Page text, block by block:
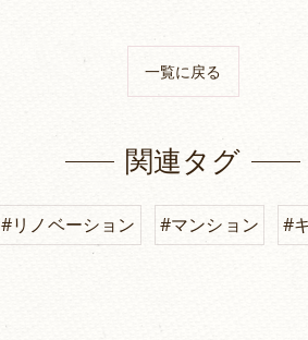
一覧に戻る
関連タグ
#リノベーション #マンション #